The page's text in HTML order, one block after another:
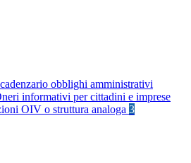
obblighi amministrativi
informativi per cittadini e imprese
OIV o struttura analoga 3